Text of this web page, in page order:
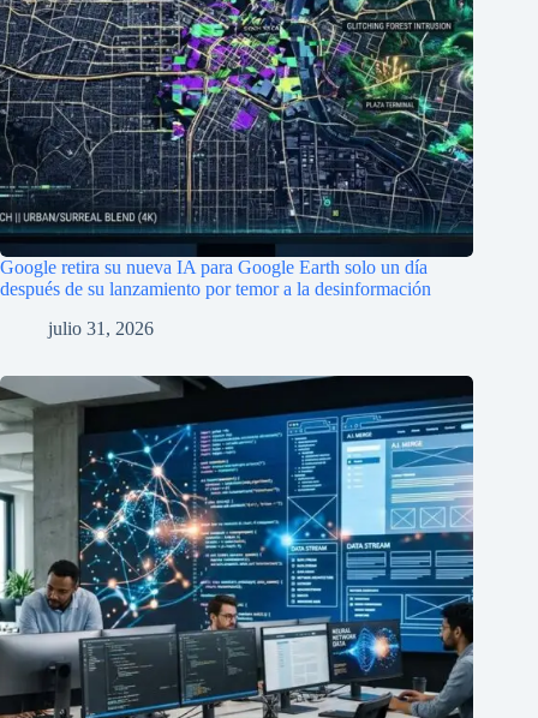
Google retira su nueva IA para Google Earth solo un día
después de su lanzamiento por temor a la desinformación
julio 31, 2026